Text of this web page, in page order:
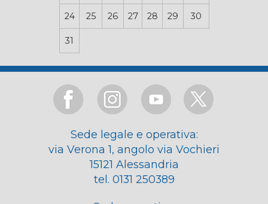
24 25 26 27 28 29 30
31
Sede legale e operativa:
via Verona 1, angolo via Vochieri
15121 Alessandria
tel. 0131 250389